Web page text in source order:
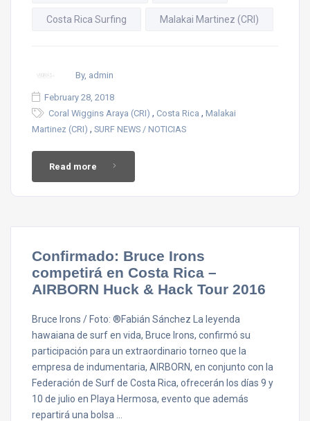
Costa Rica Surfing Malakai Martinez (CRI)
By, admin
February 28, 2018
Coral Wiggins Araya (CRI) , Costa Rica , Malakai
Martinez (CRI) , SURF NEWS / NOTICIAS
Read more
Confirmado: Bruce Irons
competirá en Costa Rica –
AIRBORN Huck & Hack Tour 2016
Bruce Irons / Foto: ®Fabián Sánchez La leyenda
hawaiana de surf en vida, Bruce Irons, confirmó su
participación para un extraordinario torneo que la
empresa de indumentaria, AIRBORN, en conjunto con la
Federación de Surf de Costa Rica, ofrecerán los días 9 y
10 de julio en Playa Hermosa, evento que además
repartirá una bolsa …